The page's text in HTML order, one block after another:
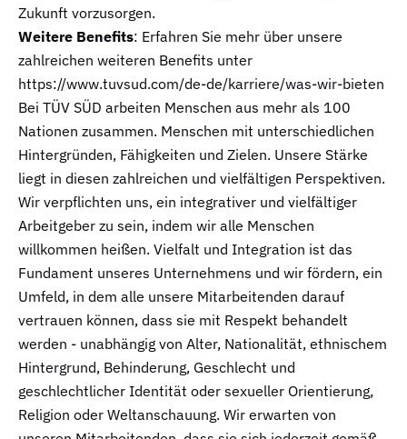
Zukunft vorzusorgen.
Weitere Benefits: Erfahren Sie mehr über unsere
zahlreichen weiteren Benefits unter
https://www.tuvsud.com/de-de/karriere/was-wir-bieten
Bei TÜV SÜD arbeiten Menschen aus mehr als 100
Nationen zusammen. Menschen mit unterschiedlichen
Hintergründen, Fähigkeiten und Zielen. Unsere Stärke
liegt in diesen zahlreichen und vielfältigen Perspektiven.
Wir verpflichten uns, ein integrativer und vielfältiger
Arbeitgeber zu sein, indem wir alle Menschen
willkommen heißen. Vielfalt und Integration ist das
Fundament unseres Unternehmens und wir fördern, ein
Umfeld, in dem alle unsere Mitarbeitenden darauf
vertrauen können, dass sie mit Respekt behandelt
werden - unabhängig von Alter, Nationalität, ethnischem
Hintergrund, Behinderung, Geschlecht und
geschlechtlicher Identität oder sexueller Orientierung,
Religion oder Weltanschauung. Wir erwarten von